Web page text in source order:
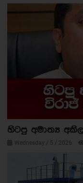
හිටපු අමාත්‍ය අකිල
Wednesday / 5 / 2026